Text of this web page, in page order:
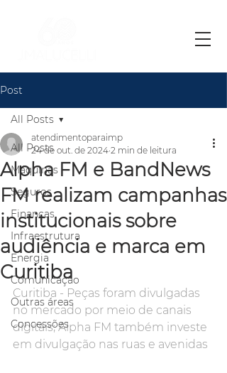
Post
All Posts
Máquinas
Seguros
Finanças
Infraestrutura
Energia
Comunicação
Outras áreas
Concessões
All Posts
Alpha FM e BandNews
FM realizam campanhas
institucionais sobre
audiência e marca em
Curitiba
atendimentoparaimp
24 de out. de 2024 2 min de leitura
Curitiba - Peças foram divulgadas
no mercado por meio de canais
digitais; Alpha FM também investe
em divulgação nas ruas e avenidas